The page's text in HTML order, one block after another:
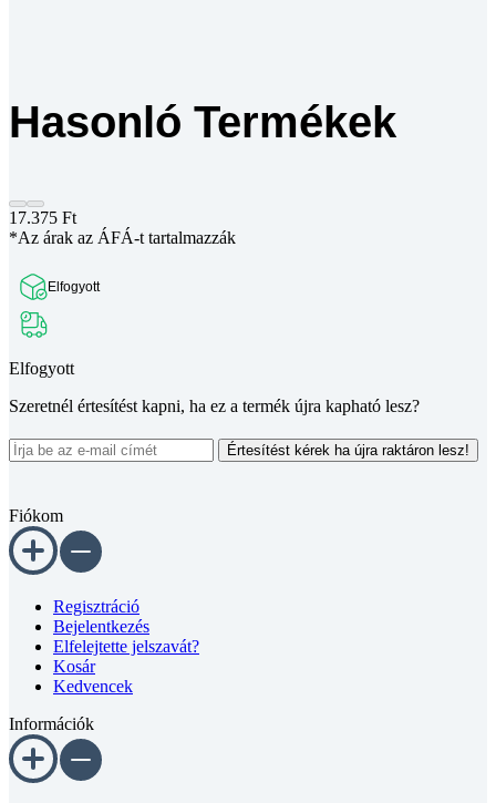
Hasonló Termékek
17.375 Ft
*Az árak az ÁFÁ-t tartalmazzák
Elfogyott
Elfogyott
Szeretnél értesítést kapni, ha ez a termék újra kapható lesz?
Értesítést kérek ha újra raktáron lesz!
Fiókom
Regisztráció
Bejelentkezés
Elfelejtette jelszavát?
Kosár
Kedvencek
Információk